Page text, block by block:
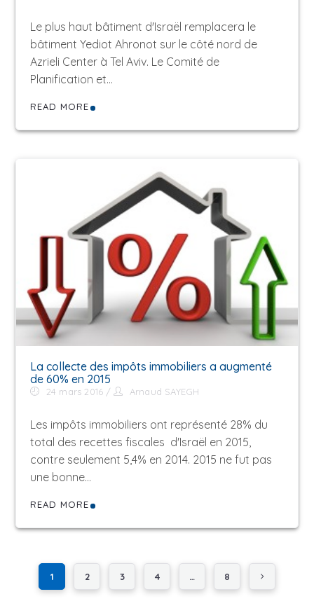
Le plus haut bâtiment d'Israël remplacera le
bâtiment Yediot Ahronot sur ​​le côté nord de
Azrieli Center à Tel Aviv. Le Comité de
Planification et…
READ MORE
La collecte des impôts immobiliers a augmenté
de 60% en 2015
24 mars 2016 Arnaud SAYEGH
Les impôts immobiliers ont représenté 28% du
total des recettes fiscales d'Israël en 2015,
contre seulement 5,4% en 2014. 2015 ne fut pas
une bonne…
READ MORE
1 2 3 4 … 8